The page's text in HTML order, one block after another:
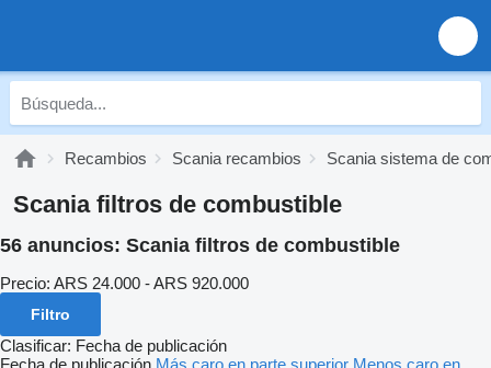
Recambios Scania recambios Scania sistema de
Scania filtros de combustible
56 anuncios: Scania filtros de combustible
Precio: ARS 24.000 - ARS 920.000
Filtro
Clasificar: Fecha de publicación
Fecha de publicación Más caro en parte superior Menos caro en